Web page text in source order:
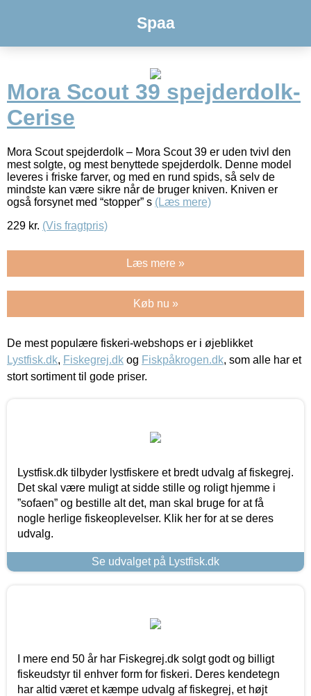
Spaa
Mora Scout 39 spejderdolk-
Cerise
Mora Scout spejderdolk – Mora Scout 39 er uden tvivl den
mest solgte, og mest benyttede spejderdolk. Denne model
leveres i friske farver, og med en rund spids, så selv de
mindste kan være sikre når de bruger kniven. Kniven er
også forsynet med “stopper” s (Læs mere)
229 kr. (Vis fragtpris)
Læs mere »
Køb nu »
De mest populære fiskeri-webshops er i øjeblikket
Lystfisk.dk, Fiskegrej.dk og Fiskpåkrogen.dk, som alle har et
stort sortiment til gode priser.
Lystfisk.dk tilbyder lystfiskere et bredt udvalg af fiskegrej.
Det skal være muligt at sidde stille og roligt hjemme i
”sofaen” og bestille alt det, man skal bruge for at få
nogle herlige fiskeoplevelser. Klik her for at se deres
udvalg.
Se udvalget på Lystfisk.dk
I mere end 50 år har Fiskegrej.dk solgt godt og billigt
fiskeudstyr til enhver form for fiskeri. Deres kendetegn
har altid været et kæmpe udvalg af fiskegrej, et højt